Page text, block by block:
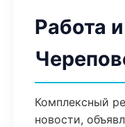
Работа
Комплексный
новости,